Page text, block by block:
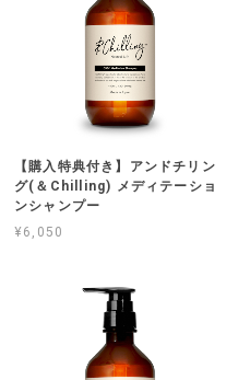
【購入特典付き】アンドチリン
グ(＆Chilling) メディテーショ
ンシャンプー
¥6,050